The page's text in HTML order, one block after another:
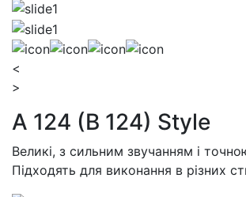
<
>
A 124 (B 124) Style
Великі, з сильним звучанням і
Підходять для виконання в різних